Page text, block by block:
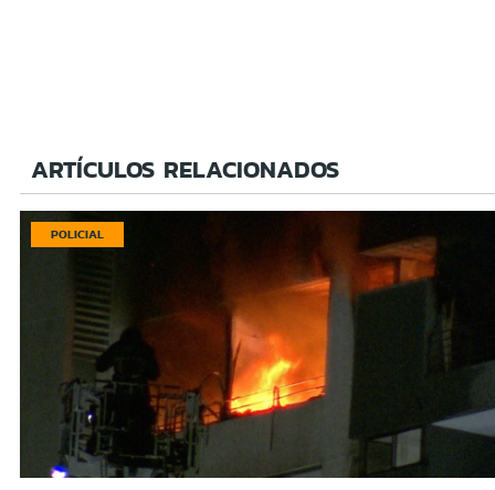
ARTÍCULOS RELACIONADOS
POLICIAL